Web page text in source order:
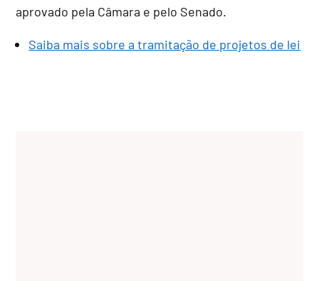
aprovado pela Câmara e pelo Senado.
Saiba mais sobre a tramitação de projetos de lei